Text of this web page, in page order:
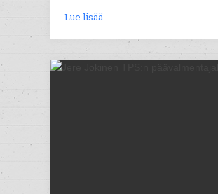
Lue lisää